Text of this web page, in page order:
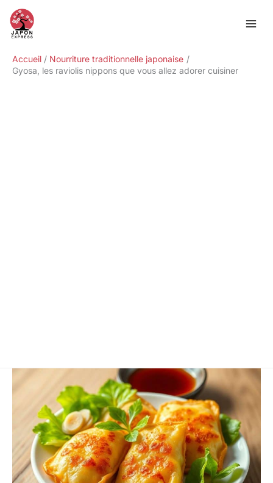
contenu
Accueil
Nourriture traditionnelle japonaise
Gyosa, les raviolis nippons que vous allez adorer cuisiner
Rechercher